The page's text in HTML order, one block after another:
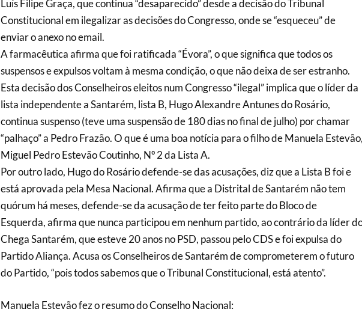
Luís Filipe Graça, que continua “desaparecido” desde a decisão do Tribunal
Constitucional em ilegalizar as decisões do Congresso, onde se “esqueceu” de
enviar o anexo no email.
A farmacêutica afirma que foi ratificada “Évora”, o que significa que todos os
suspensos e expulsos voltam à mesma condição, o que não deixa de ser estranho.
Esta decisão dos Conselheiros eleitos num Congresso “ilegal” implica que o líder da
lista independente a Santarém, lista B, Hugo Alexandre Antunes do Rosário,
continua suspenso (teve uma suspensão de 180 dias no final de julho) por chamar
“palhaço” a Pedro Frazão. O que é uma boa notícia para o filho de Manuela Estevão,
Miguel Pedro Estevão Coutinho, Nº 2 da Lista A.
Por outro lado, Hugo do Rosário defende-se das acusações, diz que a Lista B foi e
está aprovada pela Mesa Nacional. Afirma que a Distrital de Santarém não tem
quórum há meses, defende-se da acusação de ter feito parte do Bloco de
Esquerda, afirma que nunca participou em nenhum partido, ao contrário da líder
Chega Santarém, que esteve 20 anos no PSD, passou pelo CDS e foi expulsa do
Partido Aliança. Acusa os Conselheiros de Santarém de comprometerem o futuro
do Partido, “pois todos sabemos que o Tribunal Constitucional, está atento”.
Manuela Estevão fez o resumo do Conselho Nacional: